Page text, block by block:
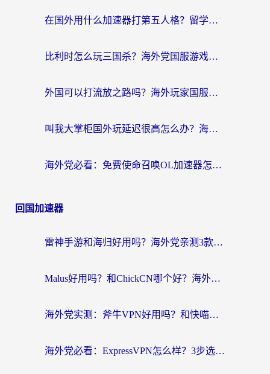
在国外用什么加速器打第五人格？留学生亲测：这6个功能才是关键！
比利时怎么玩三国杀？海外党国服游戏加速器终极指南（附问道CODOL优化方案）
外国可以打流放之路吗？海外玩家国服游戏畅玩终极指南（附实测推荐）
叫我大掌柜国外玩延迟很高怎么办？海外党亲测的国服游戏加速全攻略
海外党必看：免费使命召唤OL加速器怎么选？3个国服游戏加速痛点一次性解决
回国加速器
雷神手游和海归好用吗？海外党亲测3款热门回国加速器+番茄加速器深度体验
Malus好用吗？和ChickCN哪个好？海外党亲测：选对回国加速器，追剧游戏不卡顿
海外党实测：斧牛VPN好用吗？和快喵VPN对比哪个回国效果更好？附3款热门加速器深度分析
海外党必看：ExpressVPN怎么样？3步选对回国加速器，无缝刷国内剧玩手游